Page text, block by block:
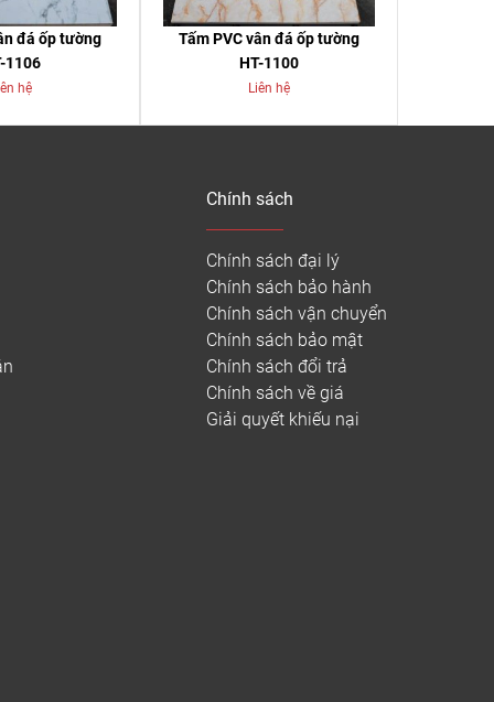
đá ốp tường
1106
hệ
Tấm PVC vân đá ốp tường
HT-1100
Liên hệ
Chính sách
Chính sách đại lý
Chính sách bảo hành
Chính sách vận chuyển
Chính sách bảo mật
Chính sách đổi trả
Chính sách về giá
Giải quyết khiếu nại